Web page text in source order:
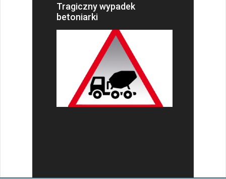
Tragiczny wypadek
betoniarki